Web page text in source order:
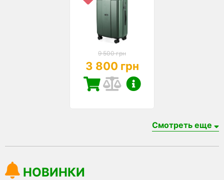
9 500 грн
3 800 грн
Смотреть еще
НОВИНКИ